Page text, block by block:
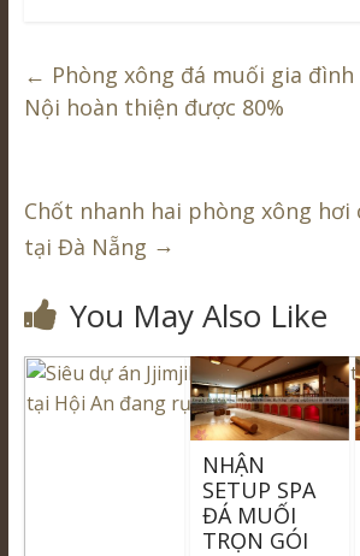
← Phòng xông đá muối gia
Nội hoàn thiện được 80%
Chốt nhanh hai phòng xông hơi
tại Đà Nẵng →
You May Also Like
NHẬN
SETUP SPA
ĐÁ MUỐI
TRỌN GÓI